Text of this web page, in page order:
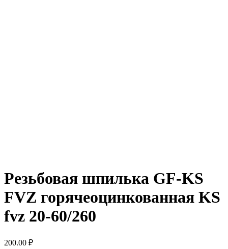
Резьбовая шпилька GF-KS
FVZ горячеоцинкованная KS
fvz 20-60/260
200.00 ₽